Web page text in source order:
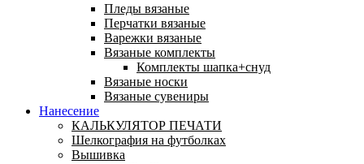
Пледы вязаные
Перчатки вязаные
Варежки вязаные
Вязаные комплекты
Комплекты шапка+снуд
Вязаные носки
Вязаные сувениры
Нанесение
КАЛЬКУЛЯТОР ПЕЧАТИ
Шелкография на футболках
Вышивка